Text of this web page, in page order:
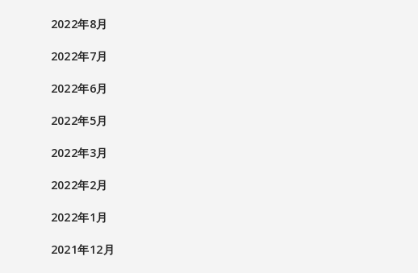
2022年8月
2022年7月
2022年6月
2022年5月
2022年3月
2022年2月
2022年1月
2021年12月